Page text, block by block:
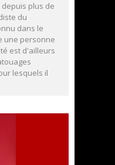
plus de
du
dans le
une personne
est d'ailleurs
lesquels il